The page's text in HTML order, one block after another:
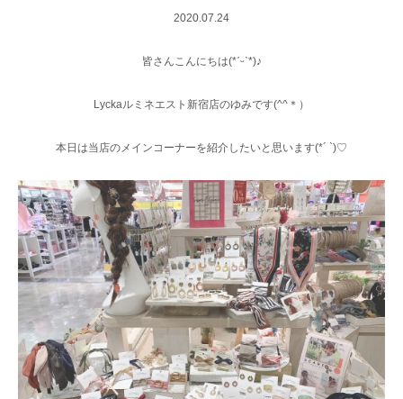
2020.07.24
皆さんこんにちは(*ˊᵕˋ*)♪
Lyckaルミネエスト新宿店のゆみです(^^＊）
本日は当店のメインコーナーを紹介したいと思います(*´ `)♡